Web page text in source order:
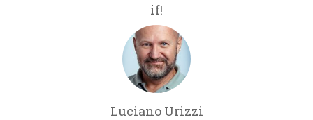
if!
Luciano Urizzi